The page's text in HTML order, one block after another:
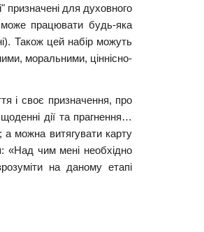
призначені для духовного
працювати будь-яка
Також цей набір можуть
моральними, ціннісно-
і своє призначення, про
дії та прагнення…
можна витягувати карту
«Над чим мені необхідно
на даному етапі